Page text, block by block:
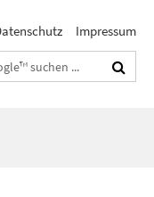
Impressum